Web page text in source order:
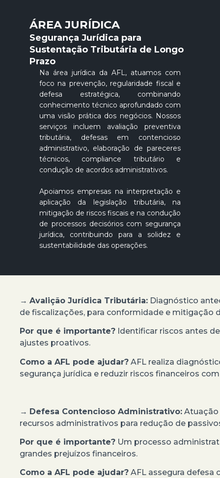
ÁREA JURÍDICA
Segurança Jurídica para
Sustentação Tributária de Longo
Prazo
Na área jurídica da AFL, atuamos com
foco na prevenção, regularidade fiscal e
defesa estratégica, combinando
conhecimento técnico aprofundado com
uma visão prática dos negócios. Nossos
serviços incluem avaliação preventiva
tributária, defesas em contencioso
administrativo, elaboração de pareceres
técnicos, compliance tributário e
condução de acordos administrativos.
Apoiamos empresas na interpretação e
aplicação da legislação tributária, na
mitigação de riscos fiscais e na condução
de processos decisórios com segurança
jurídica, contribuindo para a solidez e
sustentabilidade das operações.
→ Avalição Jurídica Tributária: Diagnóstico
de fiscalizações, para conformidade e mitigação
Por que é importante? Identificar riscos antes
ajustes proativos.
Como a AFL pode ajudar? AFL realiza
segurança jurídica e reduzir riscos financeiros
→ Defesa Contencioso Administrativo: Atuação
recursos administrativos para redução de
Por que é importante? Um processo
grandes prejuízos financeiros.
Como a AFL pode ajudar? AFL assegura defesa